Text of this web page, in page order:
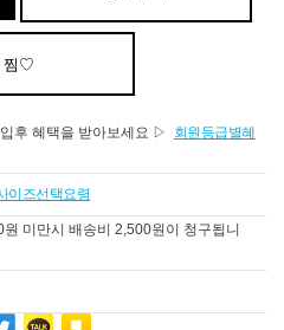
찜♡
후 혜택을 받아보세요 ▷
회원등급별혜
이즈선택요령
미만시 배송비 2,500원이 청구됩니